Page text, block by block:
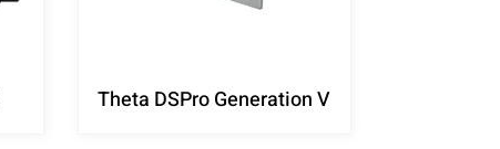
Theta DSPro Generation V